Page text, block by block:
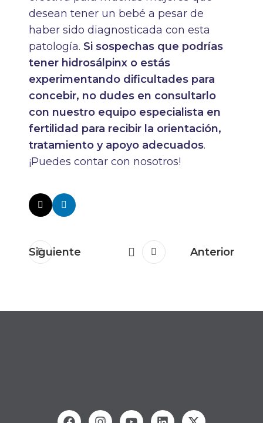
desean tener un bebé a pesar de
haber sido diagnosticada con esta
patología. Si sospechas que podrías
tener hidrosálpinx o estás
experimentando dificultades para
concebir, no dudes en consultarlo
con nuestro equipo especialista en
fertilidad para recibir la orientación,
tratamiento y apoyo adecuados.
¡Puedes contar con nosotros!
Siguiente Anterior